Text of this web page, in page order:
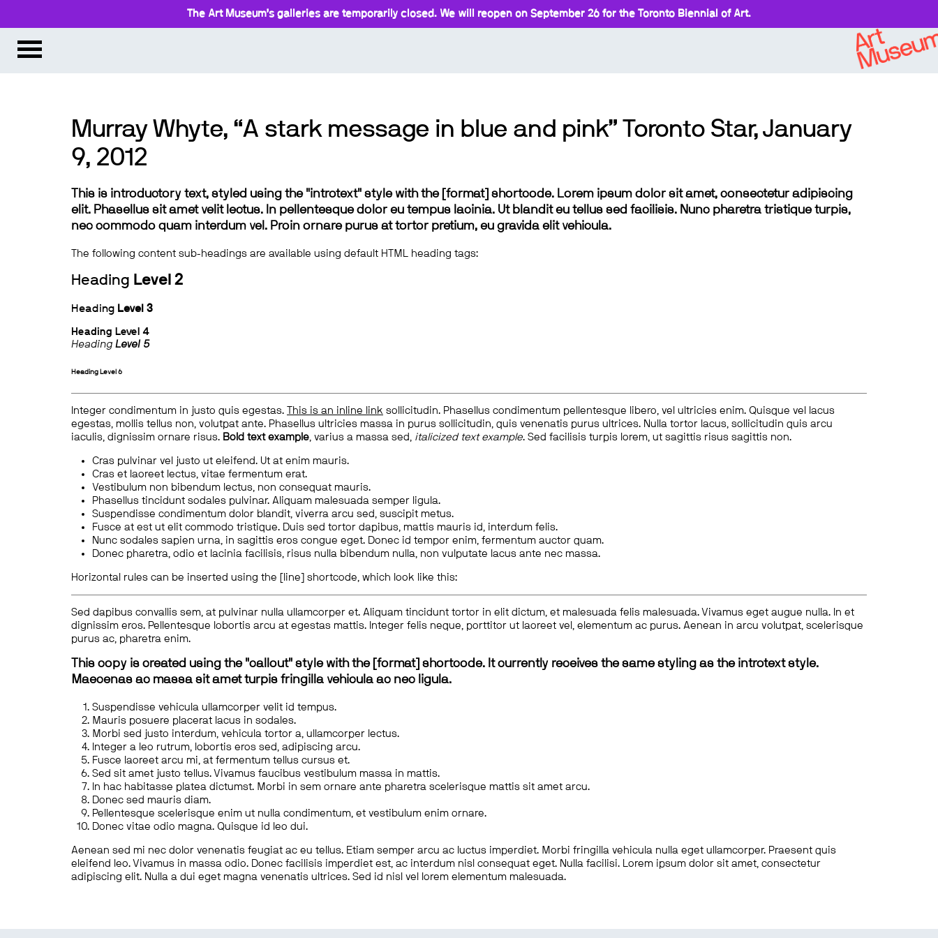
The Art Museum’s galleries are temporarily closed. We will reopen on September 26 for the Toronto Biennial of Art.
Murray Whyte, “A stark message in blue and pink” Toronto Star, January
9, 2012
This is introductory text, styled using the "introtext" style with the [format] shortcode. Lorem ipsum dolor sit amet, consectetur adipiscing
elit. Phasellus sit amet velit lectus. In pellentesque dolor eu tempus lacinia. Ut blandit eu tellus sed facilisis. Nunc pharetra tristique turpis,
nec commodo quam interdum vel. Proin ornare purus at tortor pretium, eu gravida elit vehicula.
The following content sub-headings are available using default HTML heading tags:
Heading Level 2
Heading Level 3
Heading Level 4
Heading Level 5
Heading Level 6
Integer condimentum in justo quis egestas. This is an inline link sollicitudin. Phasellus condimentum pellentesque libero, vel ultricies enim. Quisque vel lacus
egestas, mollis tellus non, volutpat ante. Phasellus ultricies massa in purus sollicitudin, quis venenatis purus ultrices. Nulla tortor lacus, sollicitudin quis arcu
iaculis, dignissim ornare risus. Bold text example, varius a massa sed, italicized text example. Sed facilisis turpis lorem, ut sagittis risus sagittis non.
Cras pulvinar vel justo ut eleifend. Ut at enim mauris.
Cras et laoreet lectus, vitae fermentum erat.
Vestibulum non bibendum lectus, non consequat mauris.
Phasellus tincidunt sodales pulvinar. Aliquam malesuada semper ligula.
Suspendisse condimentum dolor blandit, viverra arcu sed, suscipit metus.
Fusce at est ut elit commodo tristique. Duis sed tortor dapibus, mattis mauris id, interdum felis.
Nunc sodales sapien urna, in sagittis eros congue eget. Donec id tempor enim, fermentum auctor quam.
Donec pharetra, odio et lacinia facilisis, risus nulla bibendum nulla, non vulputate lacus ante nec massa.
Horizontal rules can be inserted using the [line] shortcode, which look like this:
Sed dapibus convallis sem, at pulvinar nulla ullamcorper et. Aliquam tincidunt tortor in elit dictum, et malesuada felis malesuada. Vivamus eget augue nulla. In et
dignissim eros. Pellentesque lobortis arcu at egestas mattis. Integer felis neque, porttitor ut laoreet vel, elementum ac purus. Aenean in arcu volutpat, scelerisque
purus ac, pharetra enim.
This copy is created using the "callout" style with the [format] shortcode. It currently receives the same styling as the introtext style.
Maecenas ac massa sit amet turpis fringilla vehicula ac nec ligula.
Suspendisse vehicula ullamcorper velit id tempus.
Mauris posuere placerat lacus in sodales.
Morbi sed justo interdum, vehicula tortor a, ullamcorper lectus.
Integer a leo rutrum, lobortis eros sed, adipiscing arcu.
Fusce laoreet arcu mi, at fermentum tellus cursus et.
Sed sit amet justo tellus. Vivamus faucibus vestibulum massa in mattis.
In hac habitasse platea dictumst. Morbi in sem ornare ante pharetra scelerisque mattis sit amet arcu.
Donec sed mauris diam.
Pellentesque scelerisque enim ut nulla condimentum, et vestibulum enim ornare.
Donec vitae odio magna. Quisque id leo dui.
Aenean sed mi nec dolor venenatis feugiat ac eu tellus. Etiam semper arcu ac luctus imperdiet. Morbi fringilla vehicula nulla eget ullamcorper. Praesent quis
eleifend leo. Vivamus in massa odio. Donec facilisis imperdiet est, ac interdum nisl consequat eget. Nulla facilisi. Lorem ipsum dolor sit amet, consectetur
adipiscing elit. Nulla a dui eget magna venenatis ultrices. Sed id nisl vel lorem elementum malesuada.